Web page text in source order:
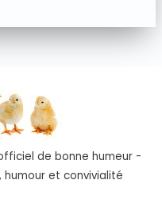
de bonne humeur -
humour et convivialité